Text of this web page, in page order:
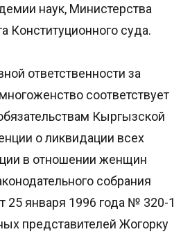
наук, Министерства
Конституционного суда.
ответственности за
соответствует
Кыргызской
о ликвидации всех
в отношении женщин
собрания
25 января 1996 года № 320-1
представителей Жогорку